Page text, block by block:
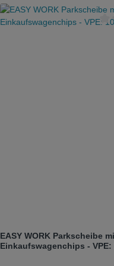
EASY WORK Parkscheibe
Einkaufswagenchips - VPE: